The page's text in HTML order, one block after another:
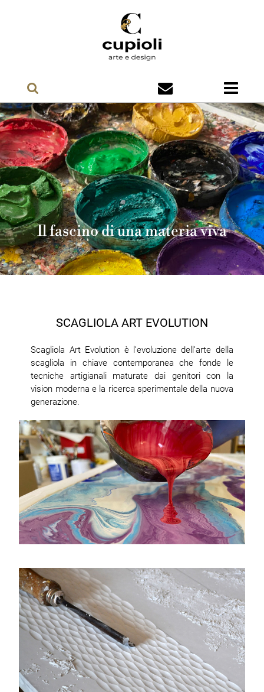
Il fascino di una materia viva
SCAGLIOLA ART EVOLUTION
Scagliola Art Evolution è l’evoluzione dell’arte della
scagliola in chiave contemporanea che fonde le
tecniche artigianali maturate dai genitori con la
vision moderna e la ricerca sperimentale della nuova
generazione.